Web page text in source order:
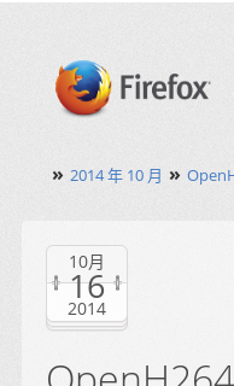
» 2014 年 10 月 »
10月
16
2014